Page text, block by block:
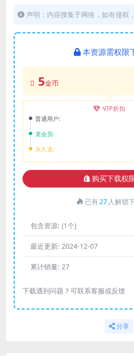
声明：内容搜集于网络，如有侵权
本资源需权限
5金币
VIP折扣
普通用户:
龙会员:
永久龙:
购买下载权
已有27 人解锁
包含资源: (1个)
最近更新: 2024-12-07
累计销量: 27
下载遇到问题？可联系客服或反馈
分享